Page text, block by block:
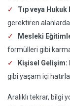
Tıp veya Hukuk
gerektiren alanlarda
Mesleki
formülleri gibi
Kişisel Gelişim:
gibi yaşam içi
Aralıklı tekrar, bilgi